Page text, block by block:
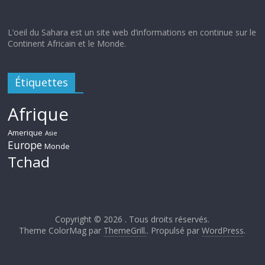
L’oeil du Sahara est un site web d’informations en continue sur le
Continent Africain et le Monde.
Étiquettes
Afrique
Amerique Asie
Europe Monde
Tchad
Copyright © 2026 . Tous droits réservés.
Theme ColorMag par ThemeGrill.. Propulsé parWordPress.